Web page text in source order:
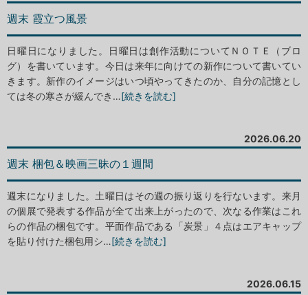
週末 霞立つ風景
日曜日になりました。日曜日は創作活動についてＮＯＴＥ（ブロ
グ）を書いています。今日は来年に向けての新作について書いてい
きます。新作のイメージはいつ頃やってきたのか、自分の記憶とし
ては冬の寒さが緩んでき…[続きを読む]
2026.06.20
週末 梱包＆映画三昧の１週間
週末になりました。土曜日はその週の振り返りを行ないます。来月
の個展で発表する作品が全て出来上がったので、次なる作業はこれ
らの作品の梱包です。平面作品である「炭景」４点はエアキャップ
を貼り付けた梱包用シ…[続きを読む]
2026.06.15